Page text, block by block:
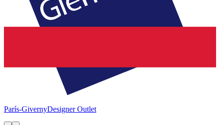
París-GivernyDesigner Outlet